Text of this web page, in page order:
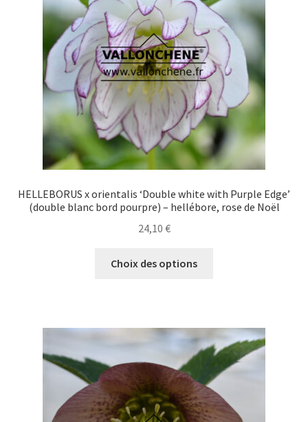
être
choisies
sur
la
page
du
produit
HELLEBORUS x orientalis ‘Double white with Purple Edge’
(double blanc bord pourpre) – hellébore, rose de Noël
24,10 €
Choix des options
Les
options
peuvent
être
choisies